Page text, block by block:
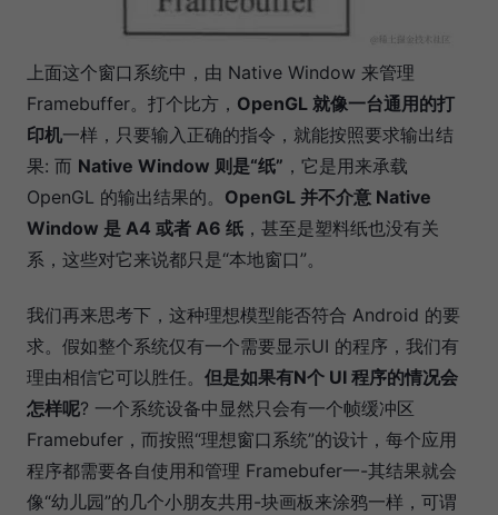
上面这个窗口系统中，由 Native Window 来管理
Framebuffer。打个比方， OpenGL 就像一台通用的打
印机一样，只要输入正确的指令，就能按照要求输出结
果: 而 Native Window 则是“纸” ，它是用来承载
OpenGL 的输出结果的。 OpenGL 并不介意 Native
Window 是 A4 或者 A6 纸 ，甚至是塑料纸也没有关
系，这些对它来说都只是“本地窗口”。
我们再来思考下，这种理想模型能否符合 Android 的要
求。假如整个系统仅有一个需要显示UI 的程序，我们有
理由相信它可以胜任。 但是如果有N个 UI 程序的情况会
怎样呢? 一个系统设备中显然只会有一个帧缓冲区
Framebufer，而按照“理想窗口系统”的设计，每个应用
程序都需要各自使用和管理 Framebufer一-其结果就会
像“幼儿园”的几个小朋友共用-块画板来涂鸦一样，可谓